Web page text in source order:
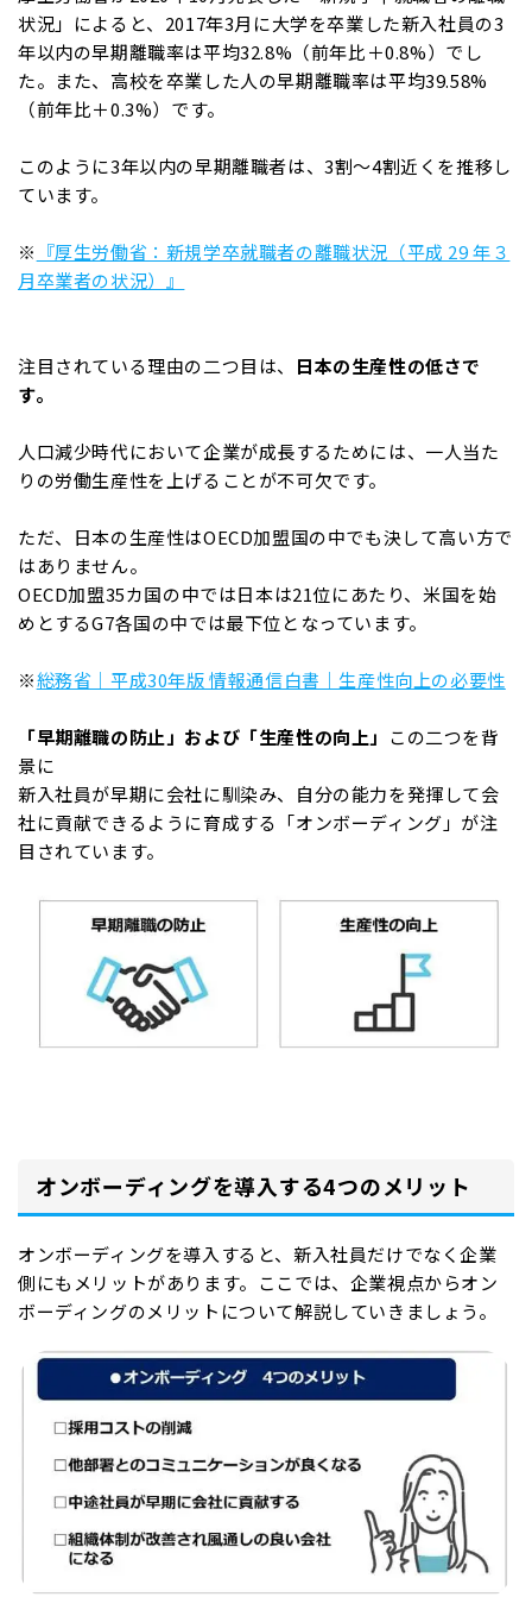
状況」によると、2017年3月に大学を卒業した新入社員の3
年以内の早期離職率は平均32.8%（前年比＋0.8%）でし
た。また、高校を卒業した人の早期離職率は平均39.58%
（前年比＋0.3%）です。
このように3年以内の早期離職者は、3割〜4割近くを推移し
ています。
※ 『厚生労働省：新規学卒就職者の離職状況（平成 29 年３
月卒業者の状況）』
注目されている理由の二つ目は、 日本の生産性の低さで
す。
人口減少時代において企業が成長するためには、一人当た
りの労働生産性を上げることが不可欠です。
ただ、日本の生産性はOECD加盟国の中でも決して高い方で
はありません。
OECD加盟35カ国の中では日本は21位にあたり、米国を始
めとするG7各国の中では最下位となっています。
※総務省｜平成30年版 情報通信白書｜生産性向上の必要性
「早期離職の防止」および「生産性の向上」 この二つを背
景に
新入社員が早期に会社に馴染み、自分の能力を発揮して会
社に貢献できるように育成する「オンボーディング」が注
目されています。
オンボーディングを導入する4つのメリット
オンボーディングを導入すると、新入社員だけでなく企業
側にもメリットがあります。ここでは、企業視点からオン
ボーディングのメリットについて解説していきましょう。